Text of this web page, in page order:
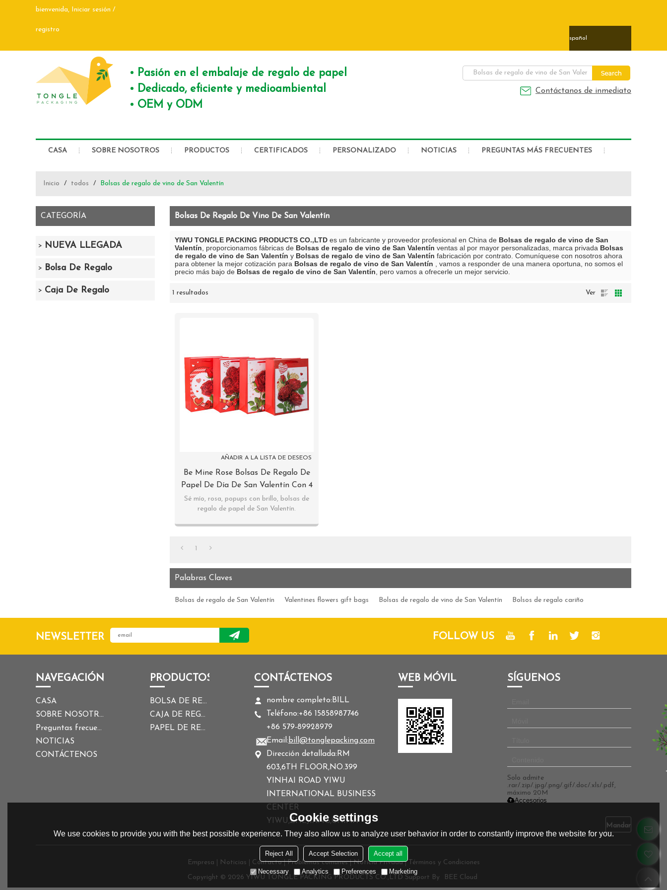
bienvenida, Iniciar sesión /
registro
Español
Pasión en el embalaje de regalo de papel
Dedicado, eficiente y medioambiental
OEM y ODM
Contáctanos de inmediato
CASA SOBRE NOSOTROS PRODUCTOS CERTIFICADOS PERSONALIZADO NOTICIAS PREGUNTAS MÁS FRECUENTES
Inicio
/ todos / Bolsas de regalo de vino de San Valentín
CATEGORÍA
NUEVA LLEGADA
Bolsa De Regalo
Caja De Regalo
Bolsas De Regalo De Vino De San Valentín
YIWU TONGLE PACKING PRODUCTS CO.,LTD es un fabricante y proveedor profesional en China de Bolsas de regalo de vino de San
Valentín , proporcionamos fábricas de Bolsas de regalo de vino de San Valentín ventas al por mayor personalizadas, marca privada Bolsas
de regalo de vino de San Valentín y Bolsas de regalo de vino de San Valentín fabricación por contrato. Comuníquese con nosotros ahora
para obtener la mejor cotización para Bolsas de regalo de vino de San Valentín , vamos a responder de una manera oportuna, no somos el
precio más bajo de Bolsas de regalo de vino de San Valentín , pero vamos a ofrecerle un mejor servicio.
1 resultados Ver
AÑADIR A LA LISTA DE DESEOS
Be Mine Rose Bolsas De Regalo De
Papel De Día De San Valentín Con 4
Diseños Surtidos En Tongle Packing
Sé mío, rosa, popups con brillo, bolsas de
regalo de papel de San Valentín.
1
Palabras Claves
Bolsas de regalo de San Valentín Valentines flowers gift bags Bolsas de regalo de vino de San Valentín Bolsos de regalo cariño
NAVEGACIÓN
CASA
SOBRE NOSOTROS
Preguntas frecuentes
NOTICIAS
CONTÁCTENOS
PRODUCTOS
BOLSA DE REGALO
CAJA DE REGALO
PAPEL DE REGALO
CONTÁCTENOS
nombre completo: BILL
Teléfono:+86 15858987746
+86 579-89928979
Email: bill@tonglepacking.com
Dirección detallada: RM
603,6TH FLOOR,NO.399
YINHAI ROAD YIWU
INTERNATIONAL BUSINESS
CENTER
YIWU,ZHEJIANG,CHINA
WEB MÓVIL SÍGUENOS
Solo admite
.rar/.zip/.jpg/.png/.gif/.doc/.xls/.pdf,
máximo 20M
Accesorios
Mandar
Empresa Noticias Contacto Problemas comunes Noticia Privada
Términos y Condiciones
Copyright © 2026 YIWU TONGLE PACKING PRODUCTS CO.,LTD Support By BEE Cloud
Cookie settings
We use cookies to provide you with the best possible experience. They also allow us to analyze user behavior in order to constantly improve the website for you.
Reject All Accept Selection Accept all
Necessary Analytics Preferences Marketing